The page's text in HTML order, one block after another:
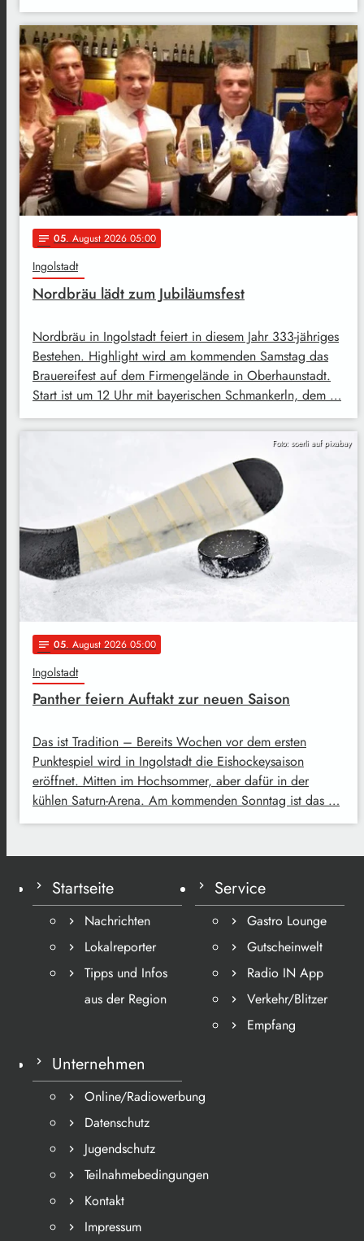
notes 05. August 2026 05:00
Ingolstadt
Nordbräu lädt zum Jubiläumsfest
Nordbräu in Ingolstadt feiert in diesem Jahr 333-jähriges
Bestehen. Highlight wird am kommenden Samstag das
Brauereifest auf dem Firmengelände in Oberhaunstadt.
Start ist um 12 Uhr mit bayerischen Schmankerln, dem …
Foto: soerli auf pixabay
notes 05. August 2026 05:00
Ingolstadt
Panther feiern Auftakt zur neuen Saison
Das ist Tradition – Bereits Wochen vor dem ersten
Punktespiel wird in Ingolstadt die Eishockeysaison
eröffnet. Mitten im Hochsommer, aber dafür in der
kühlen Saturn-Arena. Am kommenden Sonntag ist das …
Startseite
Nachrichten
Lokalreporter
Tipps und Infos
aus der Region
Service
Gastro Lounge
Gutscheinwelt
Radio IN App
Verkehr/Blitzer
Empfang
Unternehmen
Online/Radiowerbung
Datenschutz
Jugendschutz
Teilnahmebedingungen
Kontakt
Impressum